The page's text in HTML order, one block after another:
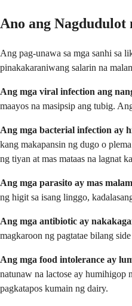
Ano ang
Ang pag-unawa sa mga sanhi sa
pinakakaraniwang salarin na
Ang mga viral infection ang
maayos na masipsip ang tubig.
Ang mga bacterial infection ay
kang makapansin ng dugo o
ng tiyan at mas mataas na lagnat
Ang mga parasito ay mas
ng higit sa isang linggo,
Ang mga antibiotic ay
magkaroon ng pagtatae bilang
Ang mga food intolerance ay
natunaw na lactose ay humihigop
pagkatapos kumain ng dairy.